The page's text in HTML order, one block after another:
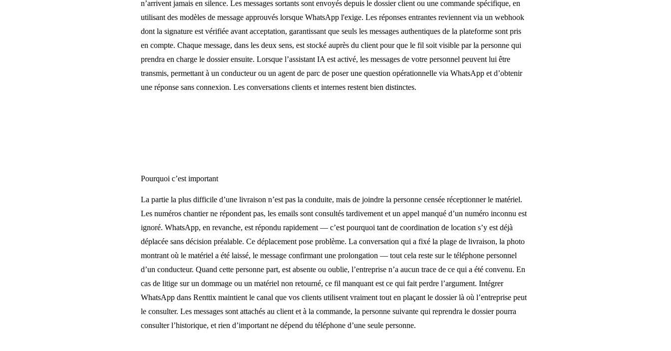
n’arrivent jamais en silence. Les messages sortants sont envoyés depuis le dossier client ou une commande spécifique, en
utilisant des modèles de message approuvés lorsque WhatsApp l'exige. Les réponses entrantes reviennent via un webhook
dont la signature est vérifiée avant acceptation, garantissant que seuls les messages authentiques de la plateforme sont pris
en compte. Chaque message, dans les deux sens, est stocké auprès du client pour que le fil soit visible par la personne qui
prendra en charge le dossier ensuite. Lorsque l’assistant IA est activé, les messages de votre personnel peuvent lui être
transmis, permettant à un conducteur ou un agent de parc de poser une question opérationnelle via WhatsApp et d’obtenir
une réponse sans connexion. Les conversations clients et internes restent bien distinctes.
Pourquoi c’est important
La partie la plus difficile d’une livraison n’est pas la conduite, mais de joindre la personne censée réceptionner le matériel.
Les numéros chantier ne répondent pas, les emails sont consultés tardivement et un appel manqué d’un numéro inconnu est
ignoré. WhatsApp, en revanche, est répondu rapidement — c’est pourquoi tant de coordination de location s’y est déjà
déplacée sans décision préalable. Ce déplacement pose problème. La conversation qui a fixé la plage de livraison, la photo
montrant où le matériel a été laissé, le message confirmant une prolongation — tout cela reste sur le téléphone personnel
d’un conducteur. Quand cette personne part, est absente ou oublie, l’entreprise n’a aucun trace de ce qui a été convenu. En
cas de litige sur un dommage ou un matériel non retourné, ce fil manquant est ce qui fait perdre l’argument. Intégrer
WhatsApp dans Renttix maintient le canal que vos clients utilisent vraiment tout en plaçant le dossier là où l’entreprise peut
le consulter. Les messages sont attachés au client et à la commande, la personne suivante qui reprendra le dossier pourra
consulter l’historique, et rien d’important ne dépend du téléphone d’une seule personne.